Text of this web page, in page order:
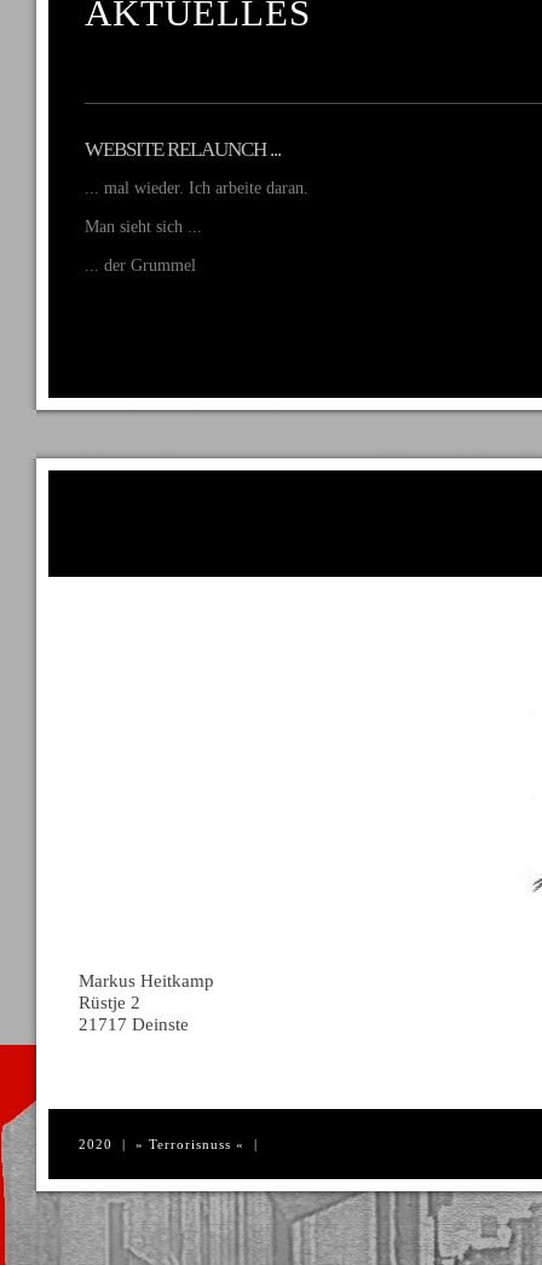
AKTUELLES
WEBSITE RELAUNCH ...
... mal wieder. Ich arbeite daran.
Man sieht sich ...
... der Grummel
Markus Heitkamp
Rüstje 2
21717 Deinste
2020 | » Terrorisnuss « |